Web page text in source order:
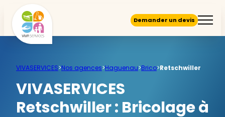
Demander un devis
VIVASERVICES>Nos agences>Haguenau>Brico>Retschwiller
VIVASERVICES
Retschwiller : Bricolage à